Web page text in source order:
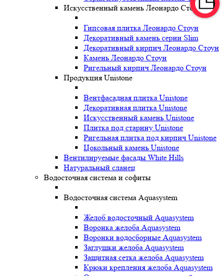
Искусственный камень Леонардо Стоун
Гипсовая плитка Леонардо Стоун
Декоративный камень серии Slim
Декоративный кирпич Леонардо Стоун
Камень Леонардо Стоун
Ригельный кирпич Леонардо Стоун
Продукция Unistone
Вентфасадная плитка Unistone
Декоративная плитка Unistone
Искусственный камень Unistone
Плитка под старину Unistone
Ригельная плитка под кирпич Unistone
Цокольный камень Unistone
Вентилируемые фасады White Hills
Натуральный сланец
Водосточная система и софиты
Водосточная система Aquasystem
Желоб водосточный Aquasystem
Воронка желоба Aquasystem
Воронки водосборные Aquasystem
Заглушки желоба Aquasystem
Защитная сетка желоба Aquasystem
Крюки крепления желоба Aquasystem